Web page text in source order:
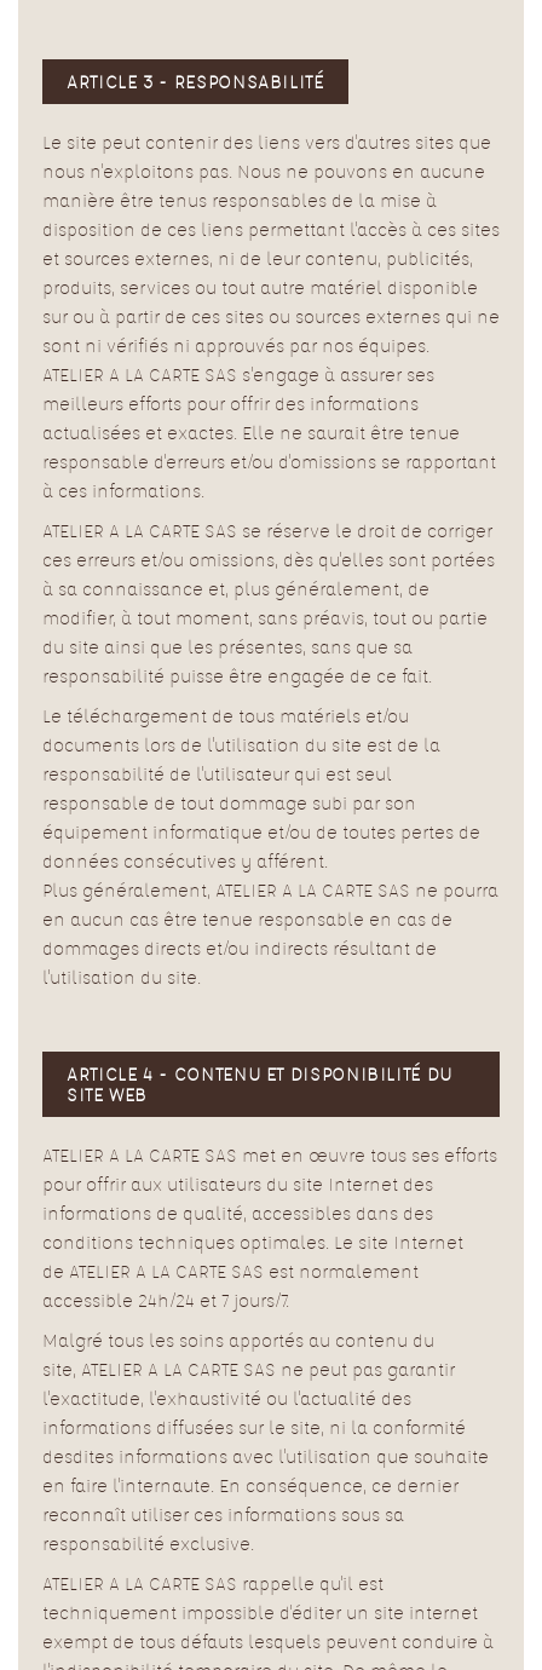
ARTICLE 3 - RESPONSABILITÉ
Le site peut contenir des liens vers d'autres sites que
nous n'exploitons pas. Nous ne pouvons en aucune
manière être tenus responsables de la mise à
disposition de ces liens permettant l'accès à ces sites
et sources externes, ni de leur contenu, publicités,
produits, services ou tout autre matériel disponible
sur ou à partir de ces sites ou sources externes qui ne
sont ni vérifiés ni approuvés par nos équipes.
ATELIER A LA CARTE SAS s'engage à assurer ses
meilleurs efforts pour offrir des informations
actualisées et exactes. Elle ne saurait être tenue
responsable d'erreurs et/ou d'omissions se rapportant
à ces informations.
ATELIER A LA CARTE SAS se réserve le droit de corriger
ces erreurs et/ou omissions, dès qu'elles sont portées
à sa connaissance et, plus généralement, de
modifier, à tout moment, sans préavis, tout ou partie
du site ainsi que les présentes, sans que sa
responsabilité puisse être engagée de ce fait.
Le téléchargement de tous matériels et/ou
documents lors de l'utilisation du site est de la
responsabilité de l'utilisateur qui est seul
responsable de tout dommage subi par son
équipement informatique et/ou de toutes pertes de
données consécutives y afférent.
Plus généralement, ATELIER A LA CARTE SAS ne pourra
en aucun cas être tenue responsable en cas de
dommages directs et/ou indirects résultant de
l'utilisation du site.
ARTICLE 4 - CONTENU ET DISPONIBILITÉ DU
SITE WEB
ATELIER A LA CARTE SAS met en œuvre tous ses efforts
pour offrir aux utilisateurs du site Internet des
informations de qualité, accessibles dans des
conditions techniques optimales. Le site Internet
de ATELIER A LA CARTE SAS est normalement
accessible 24h/24 et 7 jours/7.
Malgré tous les soins apportés au contenu du
site, ATELIER A LA CARTE SAS ne peut pas garantir
l'exactitude, l'exhaustivité ou l'actualité des
informations diffusées sur le site, ni la conformité
desdites informations avec l'utilisation que souhaite
en faire l'internaute. En conséquence, ce dernier
reconnaît utiliser ces informations sous sa
responsabilité exclusive.
ATELIER A LA CARTE SAS rappelle qu'il est
techniquement impossible d'éditer un site internet
exempt de tous défauts lesquels peuvent conduire à